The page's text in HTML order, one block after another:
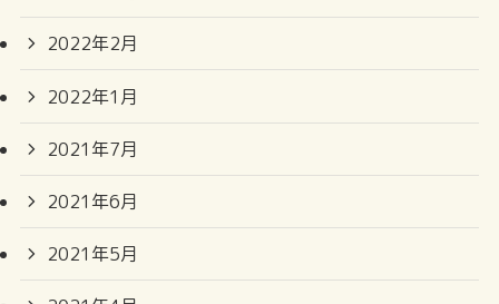
2022年2月
2022年1月
2021年7月
2021年6月
2021年5月